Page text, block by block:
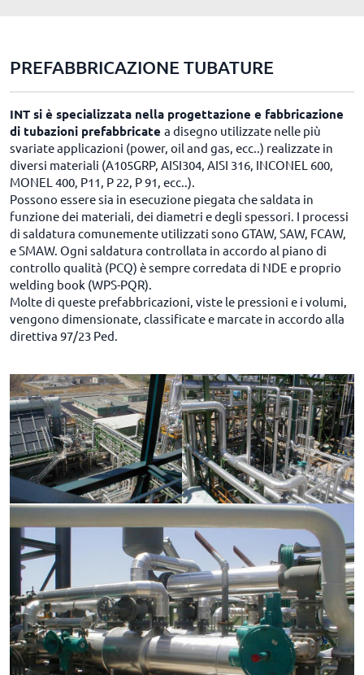
PREFABBRICAZIONE TUBATURE
INT si è specializzata nella progettazione e fabbricazione
di tubazioni prefabbricate a disegno utilizzate nelle più
svariate applicazioni (power, oil and gas, ecc..) realizzate in
diversi materiali (A105GRP, AISI304, AISI 316, INCONEL 600,
MONEL 400, P11, P 22, P 91, ecc..).
Possono essere sia in esecuzione piegata che saldata in
funzione dei materiali, dei diametri e degli spessori. I processi
di saldatura comunemente utilizzati sono GTAW, SAW, FCAW,
e SMAW. Ogni saldatura controllata in accordo al piano di
controllo qualità (PCQ) è sempre corredata di NDE e proprio
welding book (WPS-PQR).
Molte di queste prefabbricazioni, viste le pressioni e i volumi,
vengono dimensionate, classificate e marcate in accordo alla
direttiva 97/23 Ped.